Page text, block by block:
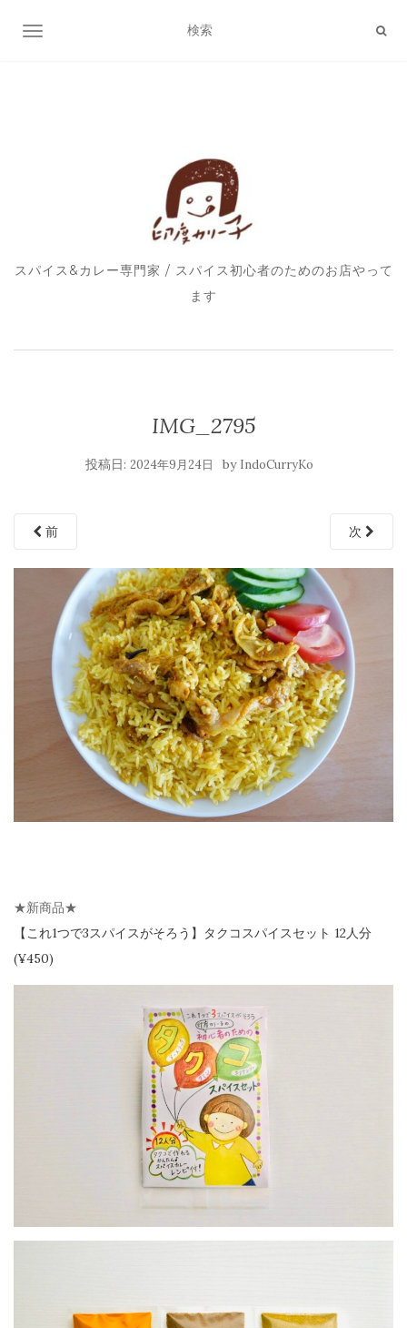
ナビゲーション切り替え
スパイス&カレー専門家 / スパイス初心者のためのお店やって
ます
IMG_2795
投稿日: 2024年9月24日 by IndoCurryKo
前 次
★新商品★
【これ1つで3スパイスがそろう】
タクコスパイスセット 12人分
(¥450)